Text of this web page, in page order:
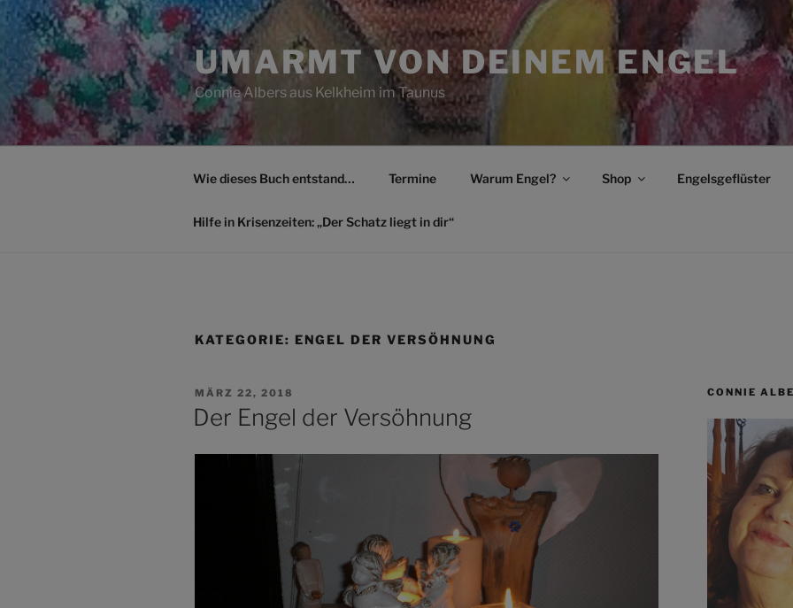
Zum
Inhalt
springen
UMARMT VON DEINEM ENGEL
Connie Albers aus Kelkheim im Taunus
Wie dieses Buch entstand… Termine Warum Engel? Shop Engelsgeflüster
Hilfe in Krisenzeiten: „Der Schatz liegt in dir“
KATEGORIE: ENGEL DER VERSÖHNUNG
VERÖFFENTLICHT
AM
MÄRZ 22, 2018
Der Engel der Versöhnung
CONNIE